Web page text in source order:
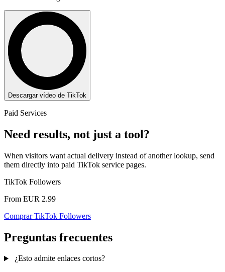
Descargar vídeo de TikTok
Paid Services
Need results, not just a tool?
When visitors want actual delivery instead of another lookup, send
them directly into paid TikTok service pages.
TikTok Followers
From EUR 2.99
Comprar TikTok Followers
Preguntas frecuentes
¿Esto admite enlaces cortos?